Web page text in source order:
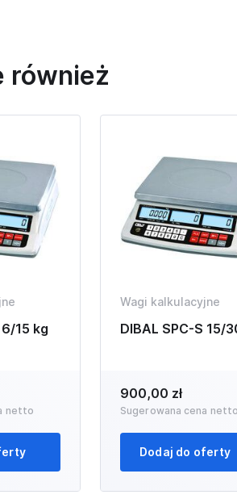
również
15 kg
netto
Wagi kalkulacyjne
DIBAL SPC-S 15/
900,00 zł
Sugerowana cena
Dodaj do oferty